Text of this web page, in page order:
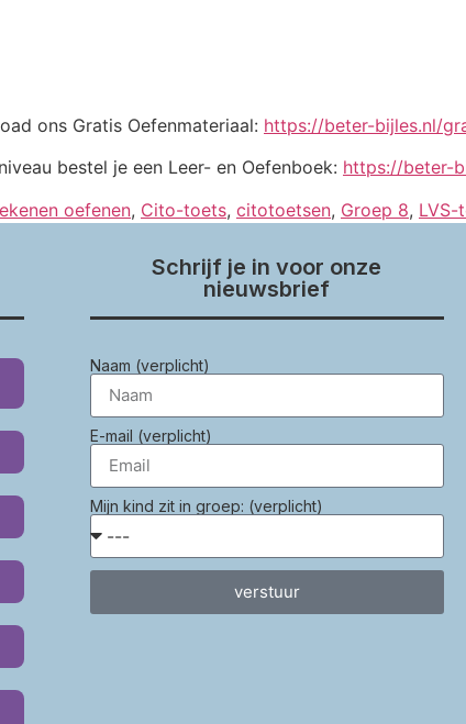
ons Gratis Oefenmateriaal: https://beter-bijles.nl/
bestel je een Leer- en Oefenboek: https://beter-
oefenen, Cito-toets, citotoetsen, Groep 8, LVS-
Schrijf je in voor onze
nieuwsbrief
Naam (verplicht)
E-mail (verplicht)
Mijn kind zit in groep: (verplicht)
verstuur